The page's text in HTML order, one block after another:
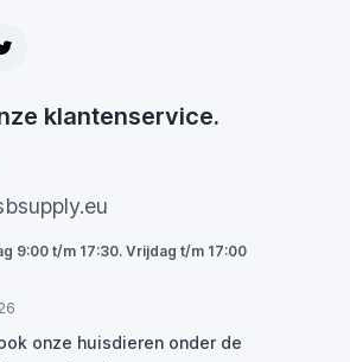
klantenservice.
9:00 t/m 17:30. Vrijdag t/m 17:00
onze huisdieren onder de